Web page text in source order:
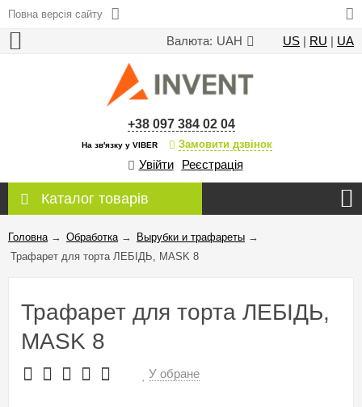
Повна версія сайту
Валюта: UAH US | RU | UA
+38 097 384 02 04
На зв'язку у VIBER Замовити дзвінок
Увійти Реєстрація
Каталог товарів
Головна → Обработка → Вырубки и трафареты →
Трафарет для торта ЛЕБІДЬ, MASK 8
Трафарет для торта ЛЕБІДЬ,
MASK 8
У обране